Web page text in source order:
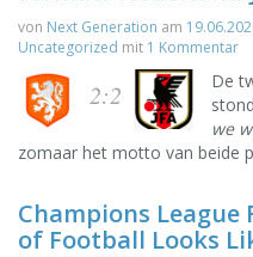
von Next Generation am
Uncategorized mit 1 Kommentar
2:2
De
we
zomaar het motto van beide
Champions
of Football Looks